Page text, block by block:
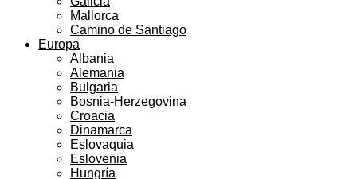
Mallorca
Camino de Santiago
Europa
Albania
Alemania
Bulgaria
Bosnia-Herzegovina
Croacia
Dinamarca
Eslovaquia
Eslovenia
Hungría